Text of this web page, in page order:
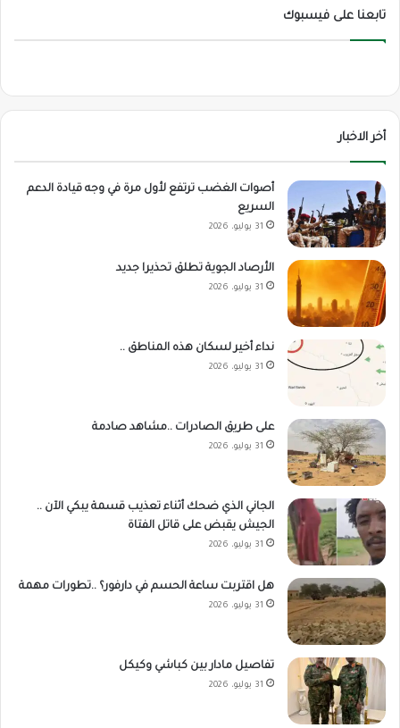
تابعنا على فيسبوك
أخر الاخبار
أصوات الغضب ترتفع لأول مرة في وجه قيادة الدعم
السريع
31 يوليو، 2026
الأرصاد الجوية تطلق تحذيرا جديد
31 يوليو، 2026
نداء أخير لسكان هذه المناطق ..
31 يوليو، 2026
على طريق الصادرات ..مشاهد صادمة
31 يوليو، 2026
الجاني الذي ضحك أثناء تعذيب قسمة يبكي الآن ..
الجيش يقبض على قاتل الفتاة
31 يوليو، 2026
هل اقتربت ساعة الحسم في دارفور؟ ..تطورات مهمة
31 يوليو، 2026
تفاصيل مادار بين كباشي وكيكل
31 يوليو، 2026